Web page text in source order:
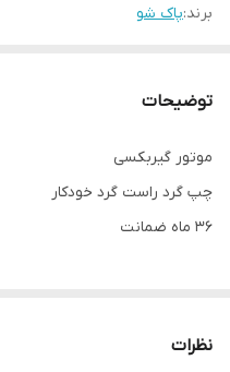
برند:پاک شو
توضیحات
موتور گیربکسی
چپ گرد راست گرد خودکار
۳۶ ماه ضمانت
نظرات